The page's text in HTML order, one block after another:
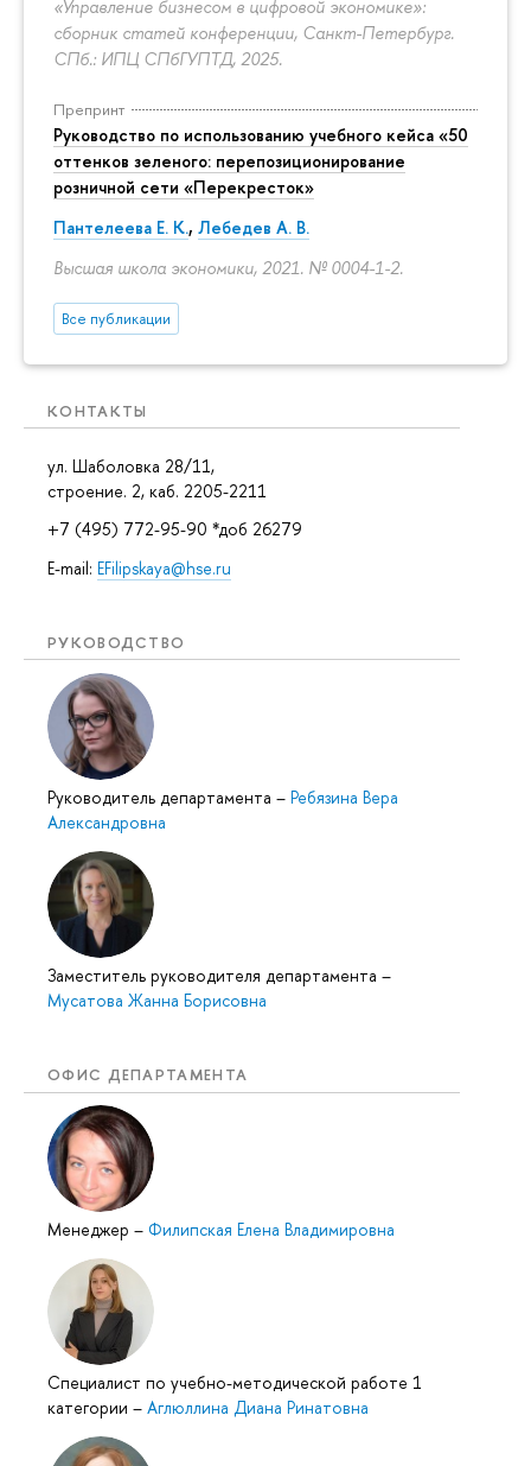
«Управление бизнесом в цифровой экономике»:
сборник статей конференции, Санкт-Петербург.
СПб.: ИПЦ СПбГУПТД, 2025.
Препринт
Руководство по использованию учебного кейса «50
оттенков зеленого: перепозиционирование
розничной сети «Перекресток»
Пантелеева Е. К., Лебедев А. В.
Высшая школа экономики, 2021. № 0004-1-2.
Все публикации
КОНТАКТЫ
ул. Шаболовка 28/11,
строение. 2, каб. 2205-2211
+7 (495) 772-95-90 *доб 26279
E-mail: EFilipskaya@hse.ru
РУКОВОДСТВО
Руководитель департамента – Ребязина Вера
Александровна
Заместитель руководителя департамента –
Мусатова Жанна Борисовна
ОФИС ДЕПАРТАМЕНТА
Менеджер – Филипская Елена Владимировна
Специалист по учебно-методической работе 1
категории – Аглюллина Диана Ринатовна